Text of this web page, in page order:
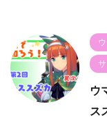
ウ
ス